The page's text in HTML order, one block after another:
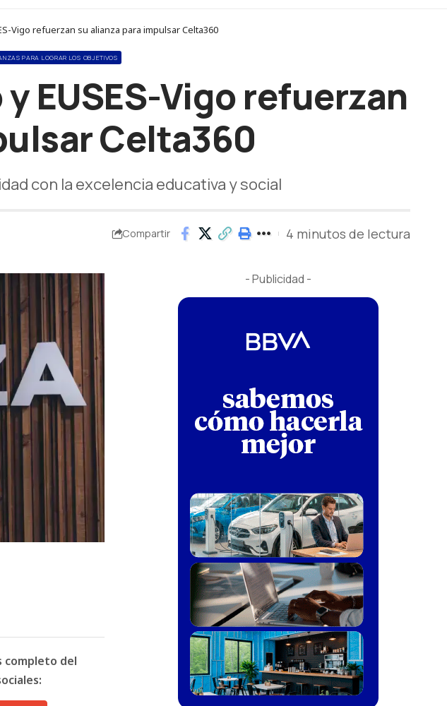
Vigo refuerzan su alianza para impulsar Celta360
PARA LOGRAR LOS OBJETIVOS
EUSES-Vigo refuerzan
Celta360
con la excelencia educativa y social
Compartir 4 minutos de lectura
completo del
- Publicidad -